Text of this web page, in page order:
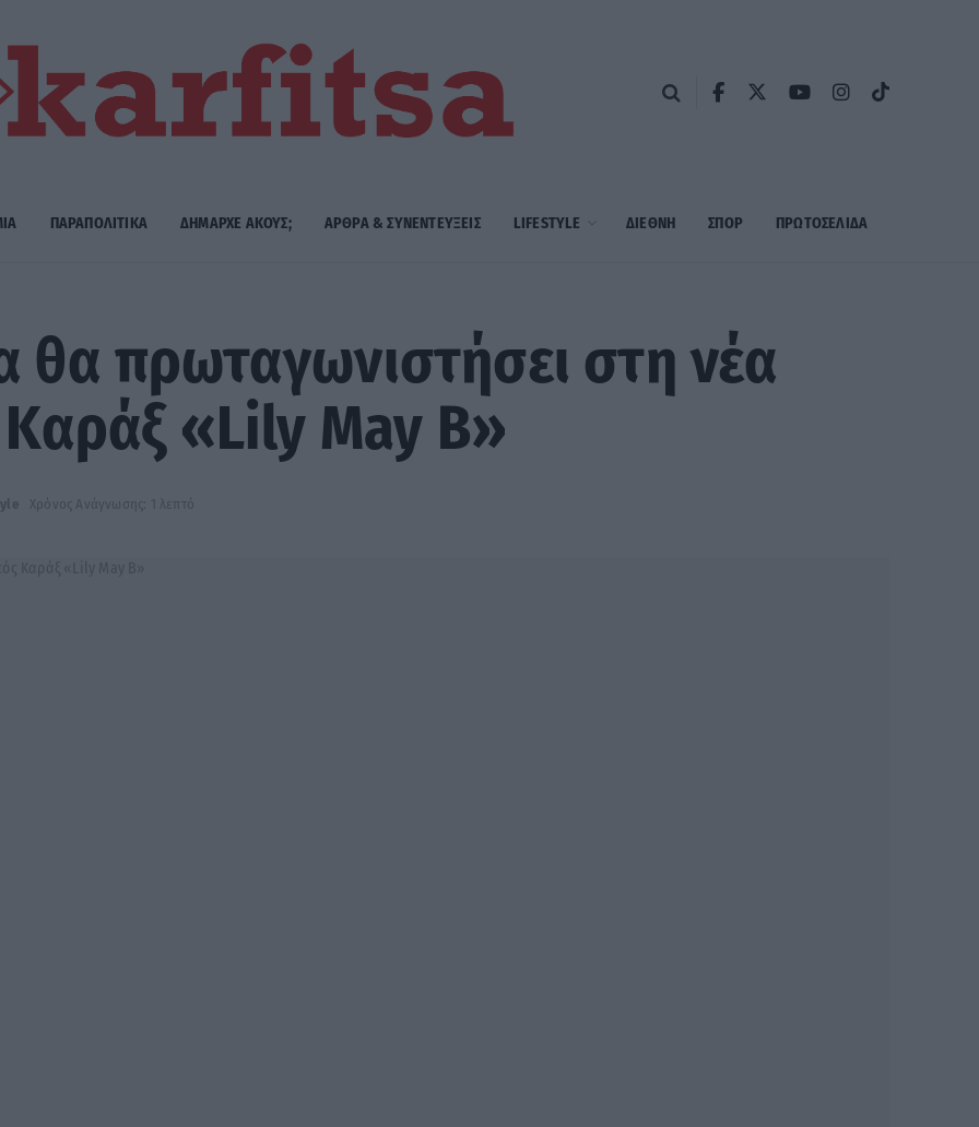
ΠΑΡΑΠΟΛΙΤΙΚΑ ΔΗΜΑΡΧE ΑΚΟΥΣ; ΑΡΘΡΑ & ΣΥΝΕΝΤΕΥΞΕΙΣ LIFESTYLE ΔΙΕΘΝΗ ΣΠΟΡ ΠΡΩΤΟΣΈΛΙΔΑ
θα πρωταγωνιστήσει στη νέα
Καράξ «Lily May B»
Χρόνος Ανάγνωσης: 1 λεπτό